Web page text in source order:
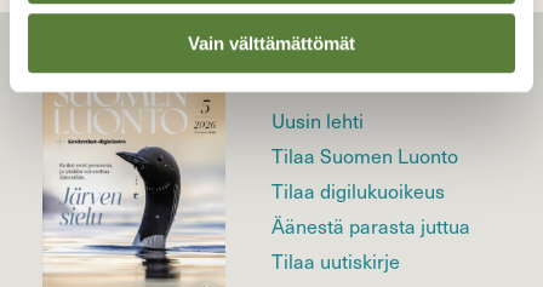
Vain välttämättömät
LEHTI
Uusin lehti
Tilaa Suomen Luonto
Tilaa digilukuoikeus
Äänestä parasta juttua
Tilaa uutiskirje